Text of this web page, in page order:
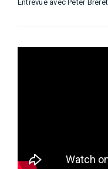
Entrevue avec Peter